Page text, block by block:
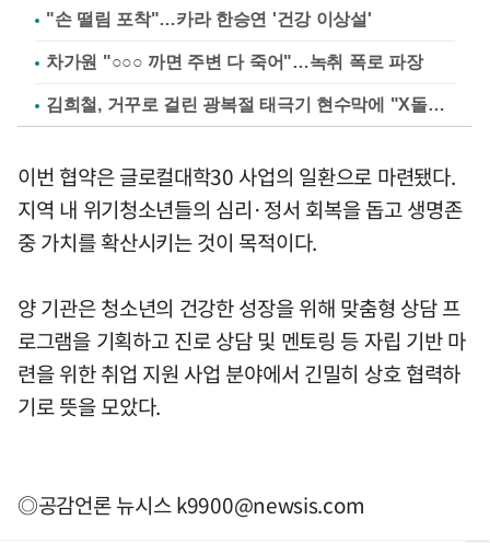
"손 떨림 포착"…카라 한승연 '건강 이상설'
차가원 "○○○ 까면 주변 다 죽어"…녹취 폭로 파장
김희철, 거꾸로 걸린 광복절 태극기 현수막에 "X돌았네"
이번 협약은 글로컬대학30 사업의 일환으로 마련됐다.
지역 내 위기청소년들의 심리·정서 회복을 돕고 생명존
중 가치를 확산시키는 것이 목적이다.
양 기관은 청소년의 건강한 성장을 위해 맞춤형 상담 프
로그램을 기획하고 진로 상담 및 멘토링 등 자립 기반 마
련을 위한 취업 지원 사업 분야에서 긴밀히 상호 협력하
기로 뜻을 모았다.
◎공감언론 뉴시스k9900@newsis.com